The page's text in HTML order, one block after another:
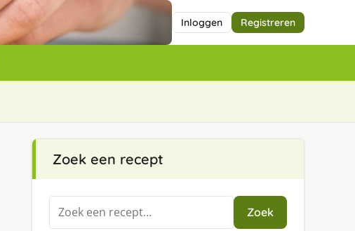
Inloggen Registreren
Zoek een recept
Zoeken
naar:
Zoek